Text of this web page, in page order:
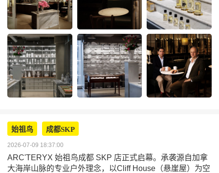
始祖鸟 成都SKP
2026-07-09 18:37:00
ARC'TERYX 始祖鸟成都 SKP 店正式启幕。承袭源自加拿
大海岸山脉的专业户外理念，以Cliff House（悬崖屋）为空